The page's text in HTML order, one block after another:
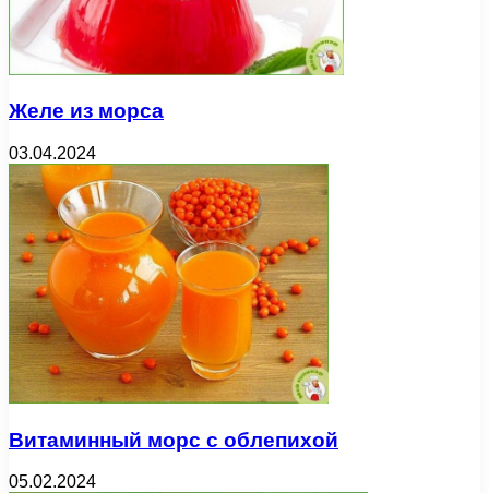
Желе из морса
03.04.2024
Витаминный морс с облепихой
05.02.2024